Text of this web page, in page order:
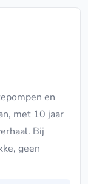
en
met 10 jaar
Bij
geen